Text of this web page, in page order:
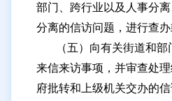
历下区东关街道办事处
历下区建筑新村街道办事处
历下区千佛山街道办事处
历下区趵突泉街道办事处
部门、跨行业以及人事分
分离的信访问题，进行查办
（五）向有关街道和
来信来访事项，并审查处
府批转和上级机关交办的